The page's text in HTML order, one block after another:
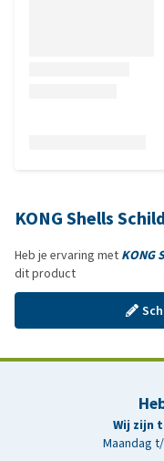
KONG Shells
Heb je ervaring met KONG
dit product
Wij zijn
Maandag